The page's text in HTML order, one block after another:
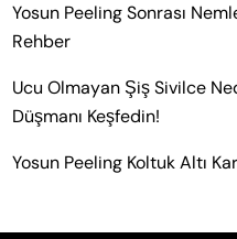
Yosun Peeling Sonrası
Rehber
Ucu Olmayan Şiş Sivilce
Düşmanı Keşfedin!
Yosun Peeling Koltuk Altı